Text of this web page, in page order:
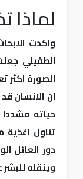
لماذا
واكدت
الطفيلي
الصورة اكثر
ان الانسان
حياته مشددا
تناول اغذية
دور العائل
وينقله للبشر